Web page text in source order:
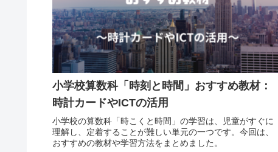
小学校算数科「時刻と時間」おすすめ教材：
時計カードやICTの活用
小学校の算数科「時こくと時間」の学習は、児童がすぐに
理解し、定着することが難しい単元の一つです。今回は、
おすすめの教材や学習方法をまとめました。